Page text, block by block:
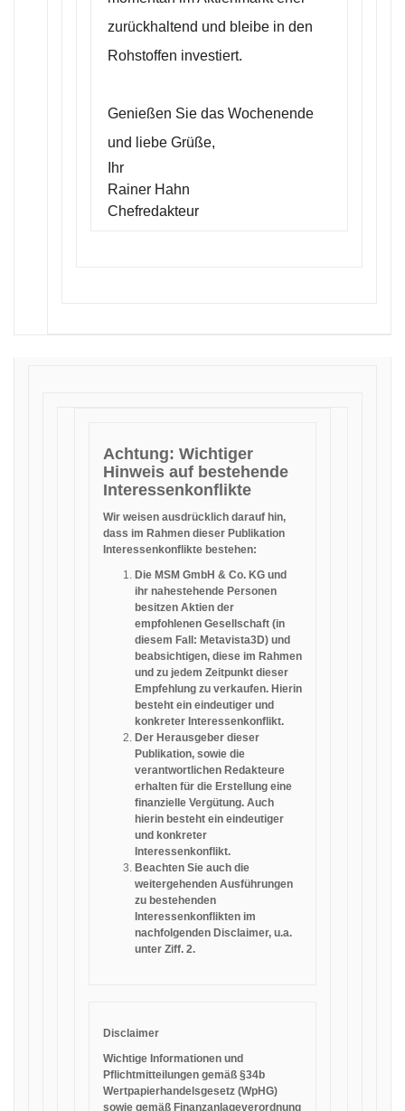
zurückhaltend und bleibe in den
Rohstoffen investiert.
Genießen Sie das Wochenende
und liebe Grüße,
Ihr
Rainer Hahn
Chefredakteur
Achtung: Wichtiger
Hinweis auf bestehende
Interessenkonflikte
Wir weisen ausdrücklich darauf hin,
dass im Rahmen dieser Publikation
Interessenkonflikte bestehen:
Die MSM GmbH & Co. KG und
ihr nahestehende Personen
besitzen Aktien der
empfohlenen Gesellschaft (in
diesem Fall: Metavista3D) und
beabsichtigen, diese im Rahmen
und zu jedem Zeitpunkt dieser
Empfehlung zu verkaufen. Hierin
besteht ein eindeutiger und
konkreter Interessenkonflikt.
Der Herausgeber dieser
Publikation, sowie die
verantwortlichen Redakteure
erhalten für die Erstellung eine
finanzielle Vergütung. Auch
hierin besteht ein eindeutiger
und konkreter
Interessenkonflikt.
Beachten Sie auch die
weitergehenden Ausführungen
zu bestehenden
Interessenkonflikten im
nachfolgenden Disclaimer, u.a.
unter Ziff. 2.
Disclaimer
Wichtige Informationen und
Pflichtmitteilungen gemäß §34b
Wertpapierhandelsgesetz (WpHG)
sowie gemäß Finanzanlageverordnung